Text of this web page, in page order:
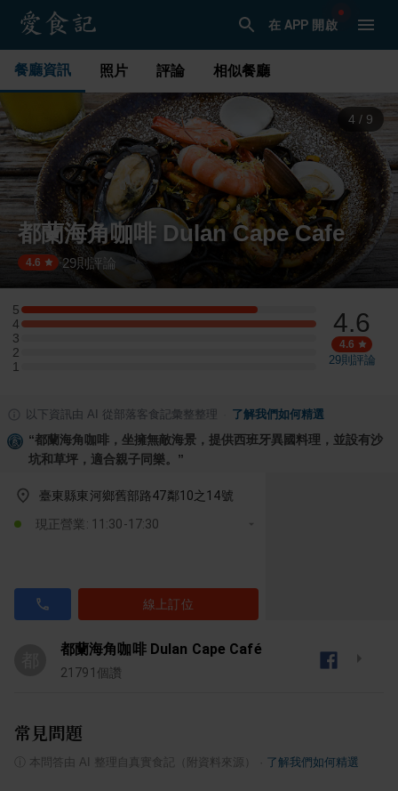
在 APP 開啟
餐廳資訊 照片 評論 相似餐廳
4 / 9
都蘭海角咖啡 Dulan Cape Cafe
4.6 ·29則評論
5
5 星：4 則評論
4
4 星：5 則評論
3
3 星：0 則評論
2
2 星：0 則評論
1
1 星：0 則評論
4.6
4.6
29則評論
以下資訊由 AI 從部落客食記彙整整理 了解我們如何精選
“都蘭海角咖啡，坐擁無敵海景，提供西班牙異國料理，並設有沙
坑和草坪，適合親子同樂。 ”
臺東縣東河鄉舊部路47鄰10之14號
現正營業: 11:30-17:30
線上訂位
都蘭海角咖啡 Dulan Cape Café
21791 個讚
常見問題
本問答由 AI 整理自真實食記（附資料來源） 了解我們如何精選